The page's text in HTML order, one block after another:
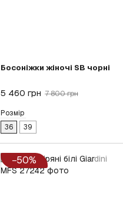
Босоніжки жіночі SB чорні
5 460 грн 7 800 грн
Розмір
36
39
−50%